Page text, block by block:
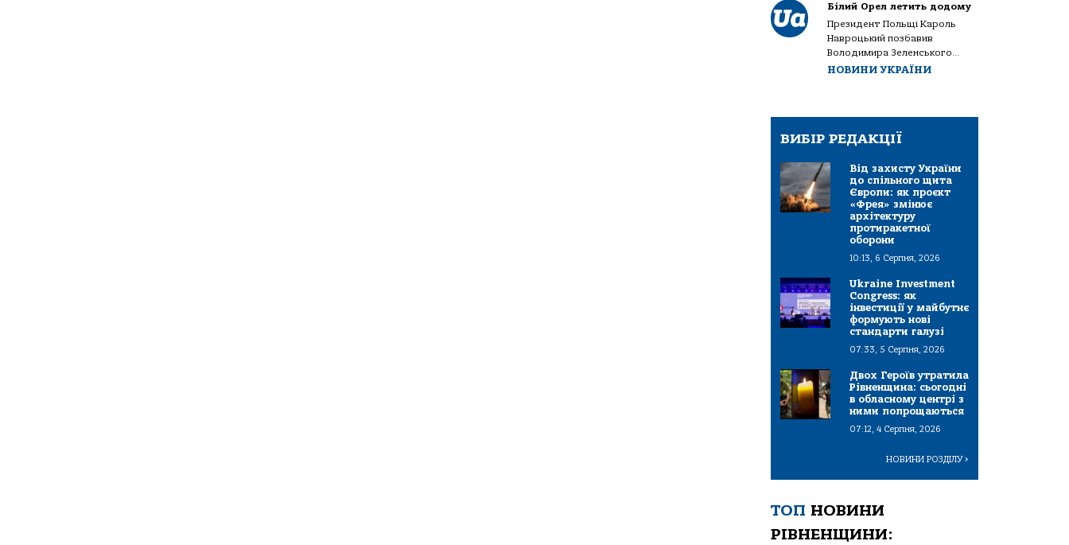
Білий Орел летить додому
Президент Польщі Кароль
Навроцький позбавив
Володимира Зеленського...
НОВИНИ УКРАЇНИ
ВИБІР РЕДАКЦІЇ
Від захисту України
до спільного щита
Європи: як проєкт
«Фрея» змінює
архітектуру
протиракетної
оборони
10:13, 6 Серпня, 2026
Ukraine Investment
Congress: як
інвестиції у майбутнє
формують нові
стандарти галузі
07:33, 5 Серпня, 2026
Двох Героїв утратила
Рівненщина: сьогодні
в обласному центрі з
ними попрощаються
07:12, 4 Серпня, 2026
НОВИНИ РОЗДІЛУ>
ТОП НОВИНИ
РІВНЕНЩИНИ: